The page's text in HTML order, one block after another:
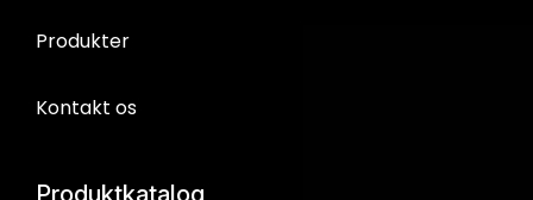
Produkter
Kontakt os
Produktkatalog